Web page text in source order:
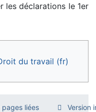
les déclarations le 1er
du travail (fr)
pages liées Version